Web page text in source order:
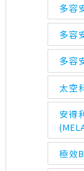
多容
多容
多容
太空
安得
極效